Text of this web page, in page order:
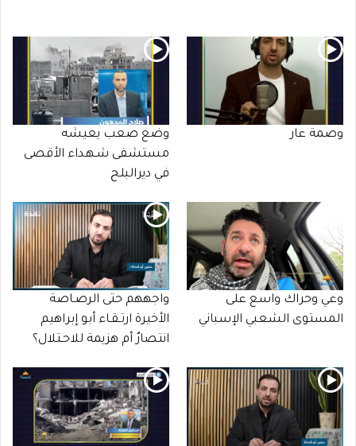
وصمة عار
وضع صعب يعيشه
مستشفى شـهـداء الأقصى
في ديرالبلح
وعي وحراك واسع على
المستوى الشعبي الإسباني
واجههم حتى الرصـاصة
الأخيرة ارتـقـاء أبو إبراهيم
انتصارٌ أم هزيمة للاحـتلال؟